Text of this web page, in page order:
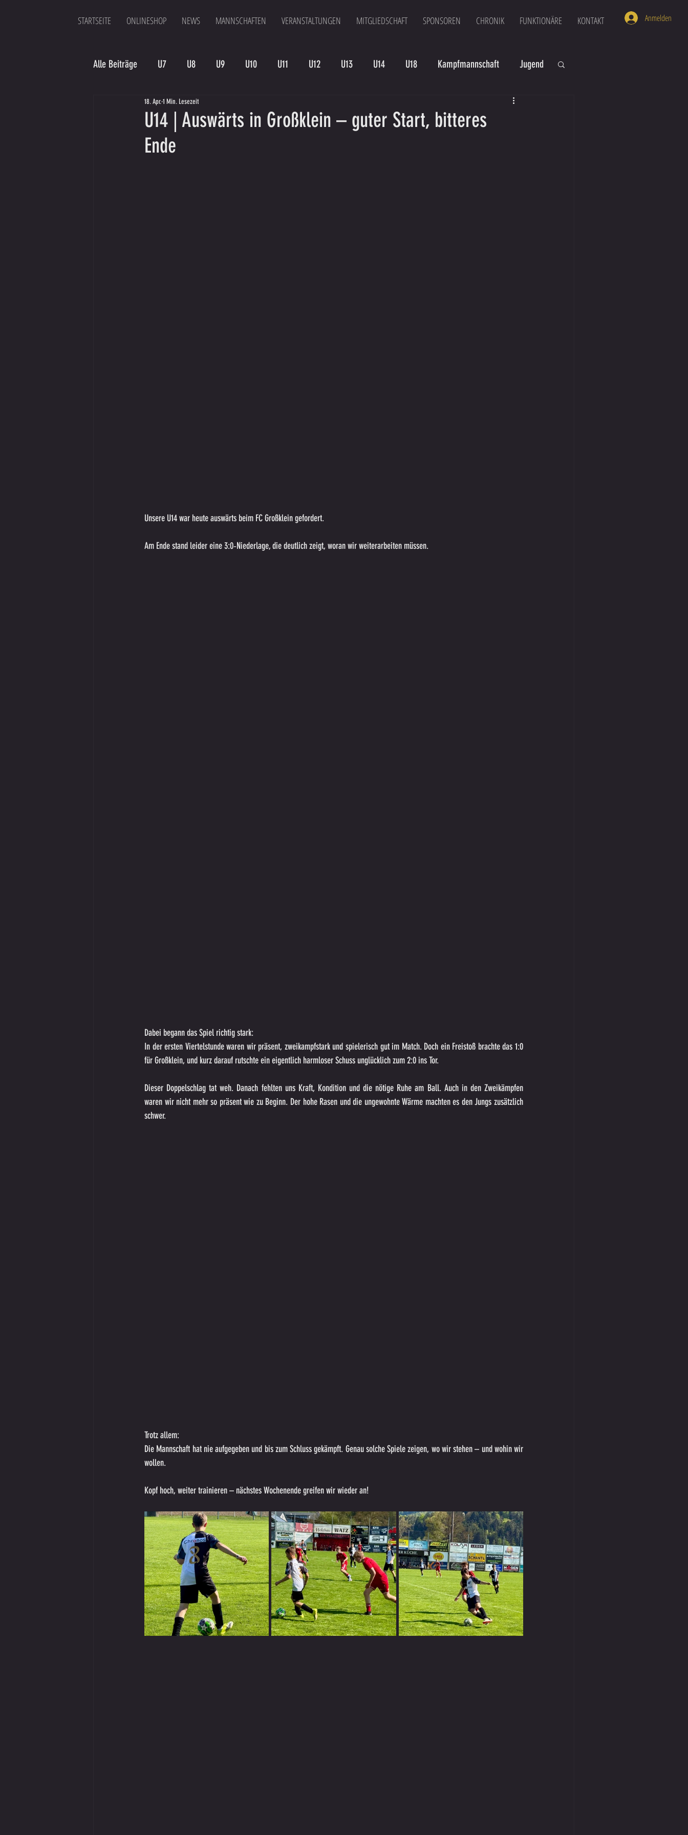
STARTSEITE ONLINESHOP NEWS MANNSCHAFTEN VERANSTALTUNGEN MITGLIEDSCHAFT SPONSOREN CHRONIK FUNKTIONÄRE KONTAKT Anmelden
Alle Beiträge U7 U8 U9 U10 U11 U12 U13 U14 U18 Kampfmannschaft Jugend
Spielergebnis Veranstaltungen
U14 | Auswärts in Großklein – guter Start, bitteres
Ende
18. Apr.1 Min. Lesezeit
Unsere U14 war heute auswärts beim FC Großklein gefordert.
Am Ende stand leider eine 3:0‑Niederlage, die deutlich zeigt, woran wir weiterarbeiten müssen.
Dabei begann das Spiel richtig stark:
In der ersten Viertelstunde waren wir präsent, zweikampfstark und spielerisch gut im Match. Doch ein Freistoß brachte das 1:0
für Großklein, und kurz darauf rutschte ein eigentlich harmloser Schuss unglücklich zum 2:0 ins Tor.
Dieser Doppelschlag tat weh. Danach fehlten uns Kraft, Kondition und die nötige Ruhe am Ball. Auch in den Zweikämpfen
waren wir nicht mehr so präsent wie zu Beginn. Der hohe Rasen und die ungewohnte Wärme machten es den Jungs zusätzlich
schwer.
Trotz allem:
Die Mannschaft hat nie aufgegeben und bis zum Schluss gekämpft. Genau solche Spiele zeigen, wo wir stehen – und wohin wir
wollen.
Kopf hoch, weiter trainieren – nächstes Wochenende greifen wir wieder an!